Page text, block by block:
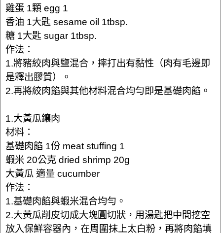
雞蛋 1顆 egg 1
香油 1大匙 sesame oil 1tbsp.
糖 1大匙 sugar 1tbsp.
作法：
1.將豬絞肉與鹽混合，摔打出有黏性（肉有毛邊即
是釋出膠質）。
2.再將絞肉餡與其他材料混合均勻即是基礎肉餡。
1.大黃瓜鑲肉
材料：
基礎肉餡 1份 meat stuffing 1
蝦米 20公克 dried shrimp 20g
大黃瓜 適量 cucumber
作法：
1.基礎肉餡與蝦米混合均勻。
2.大黃瓜削皮切成大塊圓切狀，用湯匙把中間挖空
放入保鮮容器內，在周圍抹上太白粉，再將肉餡填